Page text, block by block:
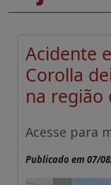
Acidente
Corolla
na região
Acesse para
Publicado em 07/